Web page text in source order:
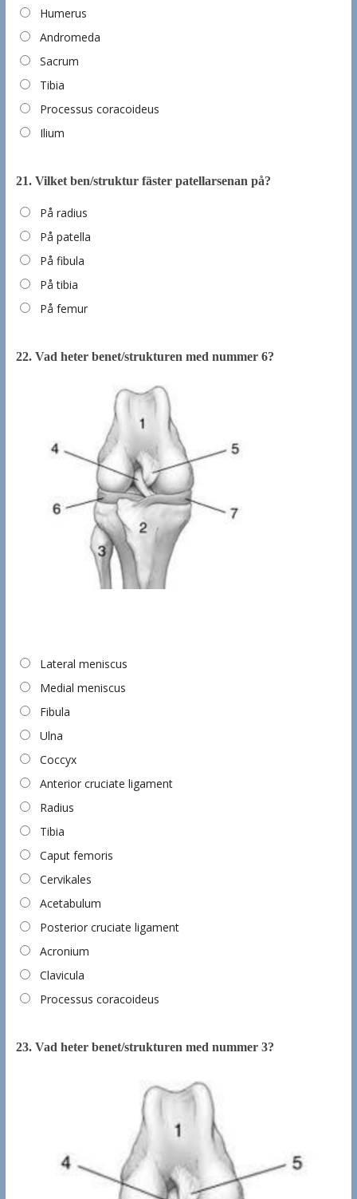
Humerus
Andromeda
Sacrum
Tibia
Processus coracoideus
Ilium
21. Vilket ben/struktur fäster patellarsenan på?
På radius
På patella
På fibula
På tibia
På femur
22. Vad heter benet/strukturen med nummer 6?
Lateral meniscus
Medial meniscus
Fibula
Ulna
Coccyx
Anterior cruciate ligament
Radius
Tibia
Caput femoris
Cervikales
Acetabulum
Posterior cruciate ligament
Acronium
Clavicula
Processus coracoideus
23. Vad heter benet/strukturen med nummer 3?